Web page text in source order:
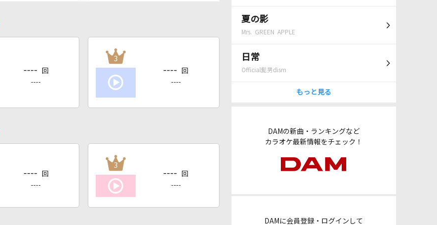
夏の影
Mrs. GREEN APPLE
日常
Official髭男dism
もっと見る
DAMの新曲・ランキングなど
カラオケ最新情報をチェック！
DAMに会員登録・ログインして
---- 回
----
3
---- 回
----
---- 回
----
3
---- 回
----